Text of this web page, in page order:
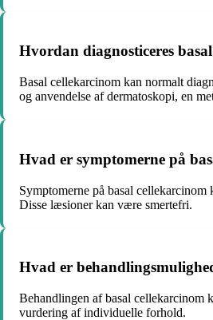
Hvordan diagnosticeres
Basal cellekarcinom kan normalt
og anvendelse af dermatoskopi, en
Hvad er symptomerne på
Symptomerne på basal
Disse læsioner kan være smertefri.
Hvad er
Behandlingen af basal
vurdering af individuelle forhold.